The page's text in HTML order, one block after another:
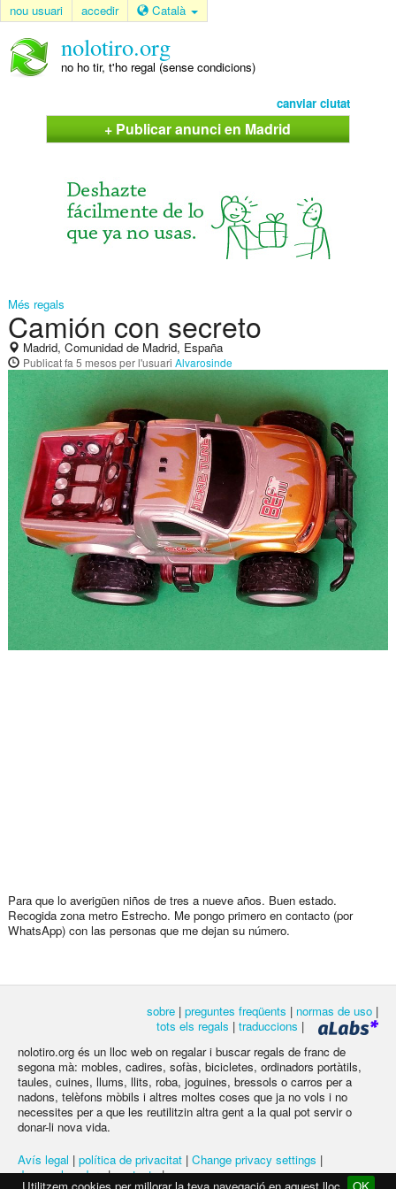
nou usuari accedir Català
nolotiro.org
no ho tir, t'ho regal (sense condicions)
canviar ciutat
+ Publicar anunci en Madrid
Més regals
Camión con secreto
Madrid, Comunidad de Madrid, España
Publicatfa 5 mesosper l'usuari Alvarosinde
Para que lo averigüen niños de tres a nueve años. Buen estado.
Recogida zona metro Estrecho. Me pongo primero en contacto (por
WhatsApp) con las personas que me dejan su número.
sobre | preguntes freqüents | normas de uso |
tots els regals | traduccions |
nolotiro.org és un lloc web on regalar i buscar regals de franc de
segona mà: mobles, cadires, sofàs, bicicletes, ordinadors portàtils,
taules, cuines, llums, llits, roba, joguines, bressols o carros per a
nadons, telèfons mòbils i altres moltes coses que ja no vols i no
necessites per a que les reutilitzin altra gent a la qual pot servir o
donar-li nova vida.
Avís legal | política de privacitat | Change privacy settings |
desenvolupadors|contacte|